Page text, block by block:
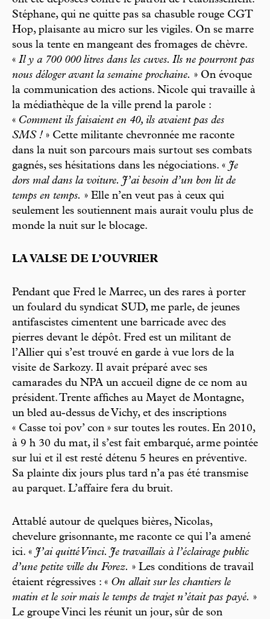
Stéphane, qui ne quitte pas sa chasuble rouge CGT
Hop, plaisante au micro sur les vigiles. On se marre
sous la tente en mangeant des fromages de chèvre.
« Il y a 700 000 litres dans les cuves. Ils ne pourront pas
nous déloger avant la semaine prochaine. » On évoque
la communication des actions. Nicole qui travaille à
la médiathèque de la ville prend la parole :
« Comment ils faisaient en 40, ils avaient pas des
SMS ! » Cette militante chevronnée me raconte
dans la nuit son parcours mais surtout ses combats
gagnés, ses hésitations dans les négociations. « Je
dors mal dans la voiture. J’ai besoin d’un bon lit de
temps en temps. » Elle n’en veut pas à ceux qui
seulement les soutiennent mais aurait voulu plus de
monde la nuit sur le blocage.
LA VALSE DE L’OUVRIER
Pendant que Fred le Marrec, un des rares à porter
un foulard du syndicat SUD, me parle, de jeunes
antifascistes cimentent une barricade avec des
pierres devant le dépôt. Fred est un militant de
l’Allier qui s’est trouvé en garde à vue lors de la
visite de Sarkozy. Il avait préparé avec ses
camarades du NPA un accueil digne de ce nom au
président. Trente affiches au Mayet de Montagne,
un bled au-dessus de Vichy, et des inscriptions
« Casse toi pov’ con » sur toutes les routes. En 2010,
à 9 h 30 du mat, il s’est fait embarqué, arme pointée
sur lui et il est resté détenu 5 heures en préventive.
Sa plainte dix jours plus tard n’a pas été transmise
au parquet. L’affaire fera du bruit.
Attablé autour de quelques bières, Nicolas,
chevelure grisonnante, me raconte ce qui l’a amené
ici. « J’ai quitté Vinci. Je travaillais à l’éclairage public
d’une petite ville du Forez. » Les conditions de travail
étaient régressives : « On allait sur les chantiers le
matin et le soir mais le temps de trajet n’était pas payé. »
Le groupe Vinci les réunit un jour, sûr de son